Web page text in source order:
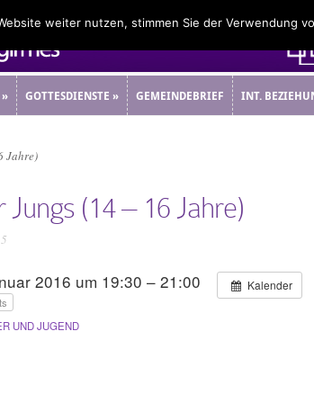
» GOTTESDIENSTE » GEMEINDEBRIEF INT.
Jahre)
(14 – 16 Jahre)
Kalender
2016 um 19:30 – 21:00
UND JUGEND
weiter nutzen, stimmen Sie der Verwendung